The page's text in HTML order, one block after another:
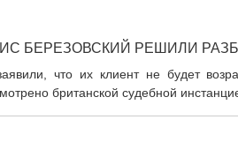
БЕРЕЗОВСКИЙ РЕШИЛИ
что их клиент не будет
британской судебной